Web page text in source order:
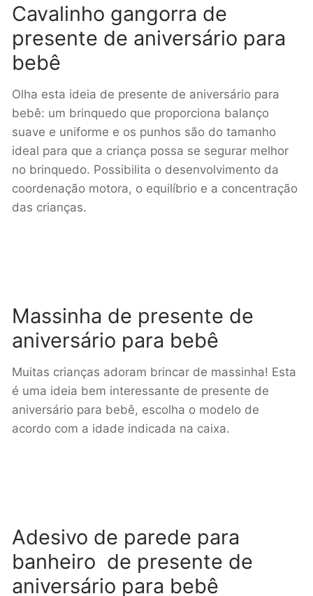
Cavalinho gangorra de
presente de aniversário para
bebê
Olha esta ideia de presente de aniversário para
bebê: um brinquedo que proporciona balanço
suave e uniforme e os punhos são do tamanho
ideal para que a criança possa se segurar melhor
no brinquedo. Possibilita o desenvolvimento da
coordenação motora, o equilíbrio e a concentração
das crianças.
Massinha de presente de
aniversário para bebê
Muitas crianças adoram brincar de massinha! Esta
é uma ideia bem interessante de presente de
aniversário para bebê, escolha o modelo de
acordo com a idade indicada na caixa.
Adesivo de parede para
banheiro de presente de
aniversário para bebê